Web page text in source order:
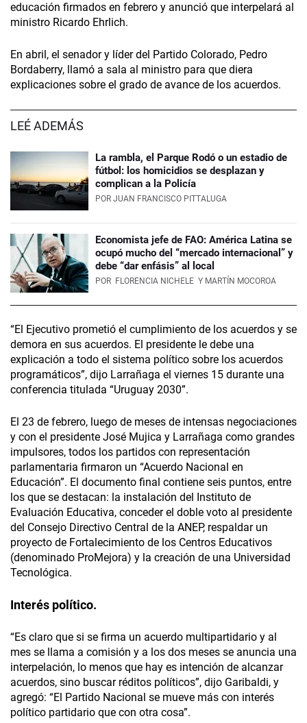
educación firmados en febrero y anunció que interpelará al
ministro Ricardo Ehrlich.
En abril, el senador y líder del Partido Colorado, Pedro
Bordaberry, llamó a sala al ministro para que diera
explicaciones sobre el grado de avance de los acuerdos.
LEÉ ADEMÁS
La rambla, el Parque Rodó o un estadio de
fútbol: los homicidios se desplazan y
complican a la Policía
POR JUAN FRANCISCO PITTALUGA
Economista jefe de FAO: América Latina se
ocupó mucho del “mercado internacional” y
debe “dar enfásis” al local
POR FLORENCIA NICHELE Y MARTÍN MOCOROA
“El Ejecutivo prometió el cumplimiento de los acuerdos y se
demora en sus acuerdos. El presidente le debe una
explicación a todo el sistema político sobre los acuerdos
programáticos”, dijo Larrañaga el viernes 15 durante una
conferencia titulada “Uruguay 2030”.
El 23 de febrero, luego de meses de intensas negociaciones
y con el presidente José Mujica y Larrañaga como grandes
impulsores, todos los partidos con representación
parlamentaria firmaron un “Acuerdo Nacional en
Educación”. El documento final contiene seis puntos, entre
los que se destacan: la instalación del Instituto de
Evaluación Educativa, conceder el doble voto al presidente
del Consejo Directivo Central de la ANEP, respaldar un
proyecto de Fortalecimiento de los Centros Educativos
(denominado ProMejora) y la creación de una Universidad
Tecnológica.
Interés político.
“Es claro que si se firma un acuerdo multipartidario y al
mes se llama a comisión y a los dos meses se anuncia una
interpelación, lo menos que hay es intención de alcanzar
acuerdos, sino buscar réditos políticos”, dijo Garibaldi, y
agregó: “El Partido Nacional se mueve más con interés
político partidario que con otra cosa”.